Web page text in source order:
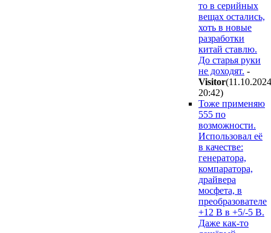
то в серийных
вещах остались,
хоть в новые
разработки
китай ставлю.
До старья руки
не доходят. -
Visitor(11.10.2024
20:42)
Тоже применяю
555 по
возможности.
Использовал её
в качестве:
генератора,
компаратора,
драйвера
мосфета, в
преобразователе
+12 В в +5/-5 В.
Даже как-то